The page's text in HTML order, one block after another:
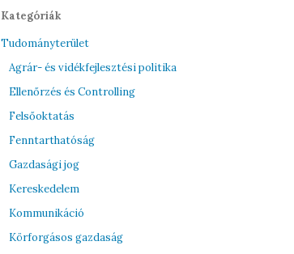
Kategóriák
Tudományterület
Agrár- és vidékfejlesztési politika
Ellenőrzés és Controlling
Felsőoktatás
Fenntarthatóság
Gazdasági jog
Kereskedelem
Kommunikáció
Körforgásos gazdaság